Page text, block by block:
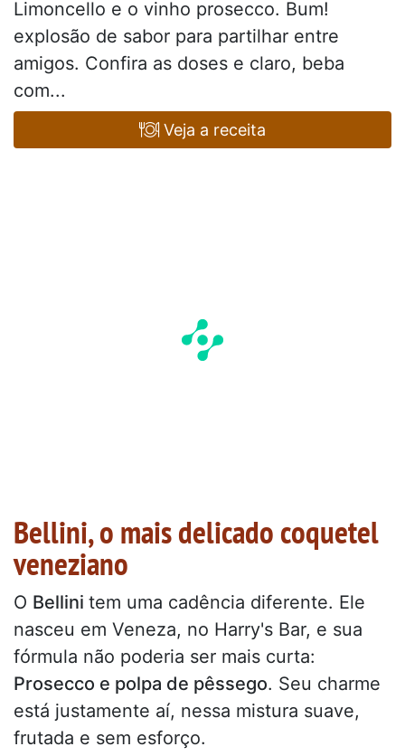
Limoncello e o vinho prosecco. Bum!
explosão de sabor para partilhar entre
amigos. Confira as doses e claro, beba
com...
Veja a receita
Bellini, o mais delicado coquetel
veneziano
O Bellini tem uma cadência diferente. Ele
nasceu em Veneza, no Harry's Bar, e sua
fórmula não poderia ser mais curta:
Prosecco e polpa de pêssego. Seu charme
está justamente aí, nessa mistura suave,
frutada e sem esforço.